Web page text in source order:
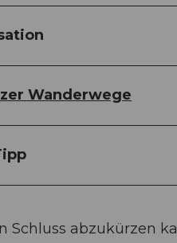
Wanderwege
Schluss abzukürzen